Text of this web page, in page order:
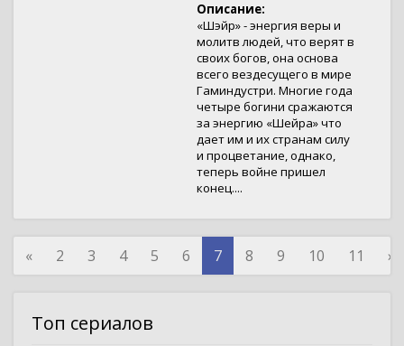
Описание:
«Шэйр» - энергия веры и
молитв людей, что верят в
своих богов, она основа
всего вездесущего в мире
Гаминдустри. Многие года
четыре богини сражаются
за энергию «Шейра» что
дает им и их странам силу
и процветание, однако,
теперь войне пришел
конец....
« 2 3 4 5 6 7 8 9 10 11 »
Топ сериалов